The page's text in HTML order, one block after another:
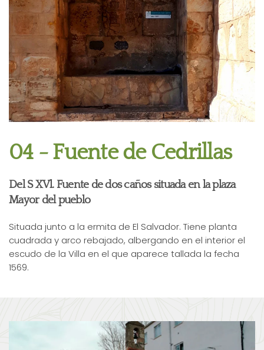
04 - Fuente de Cedrillas
Del S XVl. Fuente de dos caños situada en la plaza
Mayor del pueblo
Situada junto a la ermita de El Salvador. Tiene planta
cuadrada y arco rebajado, albergando en el interior el
escudo de la Villa en el que aparece tallada la fecha
1569.